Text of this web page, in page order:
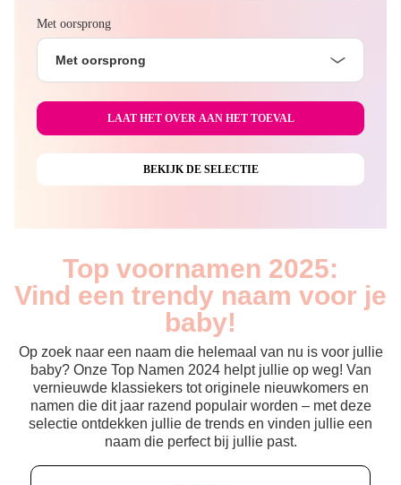
Met oorsprong
Met oorsprong
Top voornamen 2025:
Vind een trendy naam voor je
baby!
Op zoek naar een naam die helemaal van nu is voor jullie
baby? Onze Top Namen 2024 helpt jullie op weg! Van
vernieuwde klassiekers tot originele nieuwkomers en
namen die dit jaar razend populair worden – met deze
selectie ontdekken jullie de trends en vinden jullie een
naam die perfect bij jullie past.